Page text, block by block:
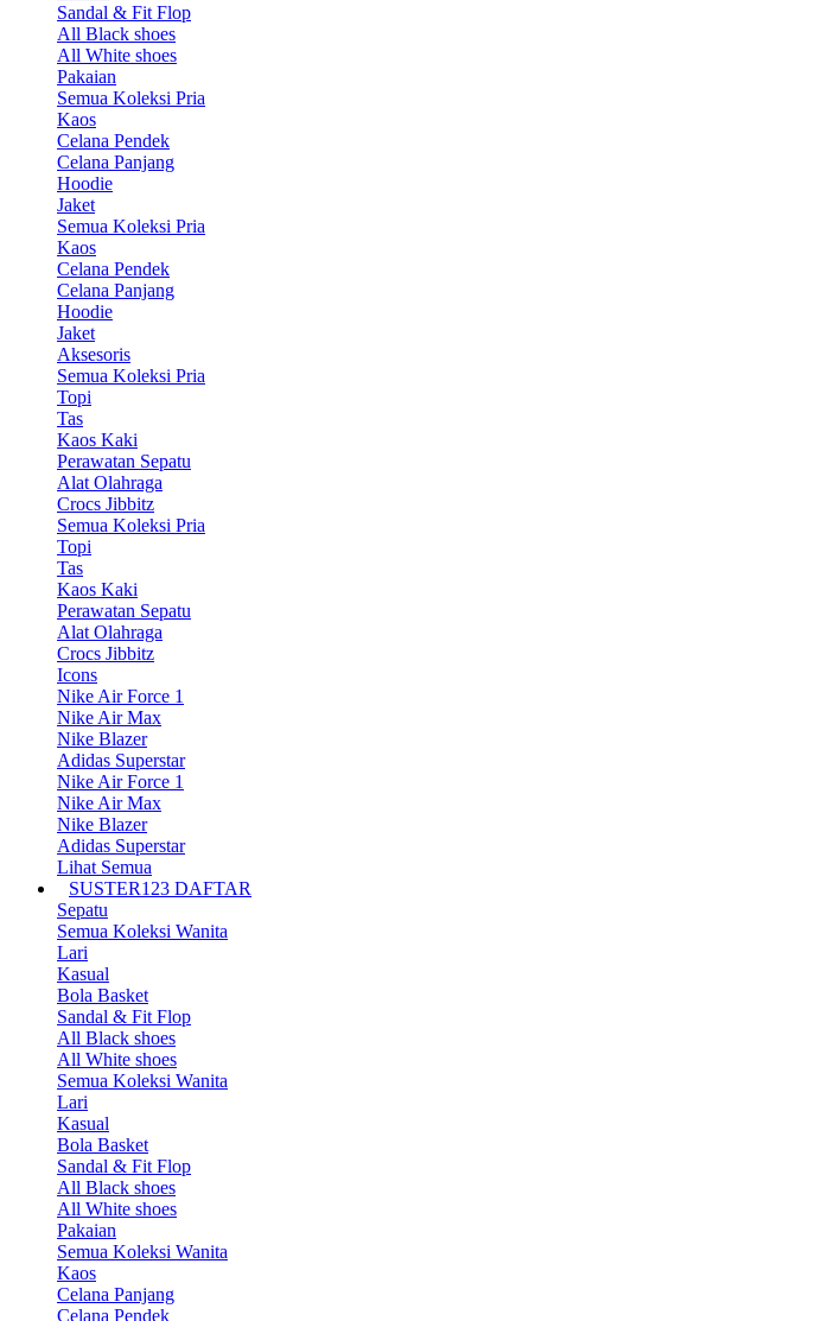
Sandal & Fit Flop
All Black shoes
All White shoes
Pakaian
Semua Koleksi Pria
Kaos
Celana Pendek
Celana Panjang
Hoodie
Jaket
Semua Koleksi Pria
Kaos
Celana Pendek
Celana Panjang
Hoodie
Jaket
Aksesoris
Semua Koleksi Pria
Topi
Tas
Kaos Kaki
Perawatan Sepatu
Alat Olahraga
Crocs Jibbitz
Semua Koleksi Pria
Topi
Tas
Kaos Kaki
Perawatan Sepatu
Alat Olahraga
Crocs Jibbitz
Icons
Nike Air Force 1
Nike Air Max
Nike Blazer
Adidas Superstar
Nike Air Force 1
Nike Air Max
Nike Blazer
Adidas Superstar
Lihat Semua
SUSTER123 DAFTAR
Sepatu
Semua Koleksi Wanita
Lari
Kasual
Bola Basket
Sandal & Fit Flop
All Black shoes
All White shoes
Semua Koleksi Wanita
Lari
Kasual
Bola Basket
Sandal & Fit Flop
All Black shoes
All White shoes
Pakaian
Semua Koleksi Wanita
Kaos
Celana Panjang
Celana Pendek